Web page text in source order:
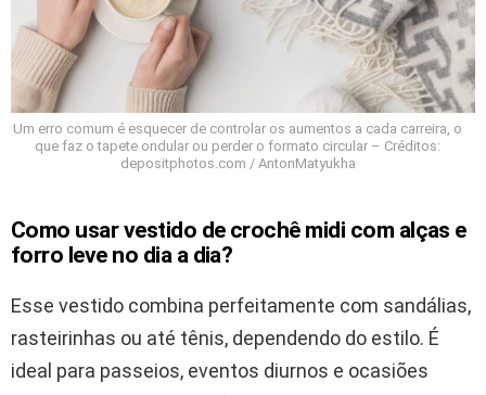
Um erro comum é esquecer de controlar os aumentos a cada carreira, o
que faz o tapete ondular ou perder o formato circular – Créditos:
depositphotos.com / AntonMatyukha
Como usar vestido de crochê midi com alças e
forro leve no dia a dia?
Esse vestido combina perfeitamente com sandálias,
rasteirinhas ou até tênis, dependendo do estilo. É
ideal para passeios, eventos diurnos e ocasiões